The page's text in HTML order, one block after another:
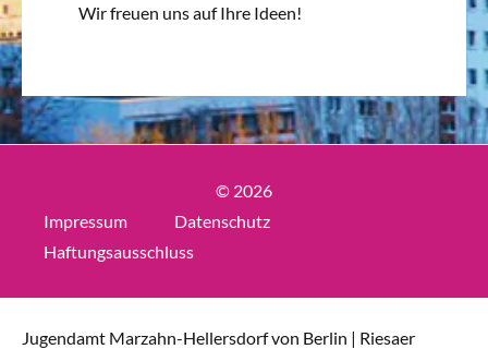
Wir freuen uns auf Ihre Ideen!
© 2026
Impressum
Datenschutz
Haftungsausschluss
Jugendamt Marzahn-Hellersdorf von Berlin | Riesaer